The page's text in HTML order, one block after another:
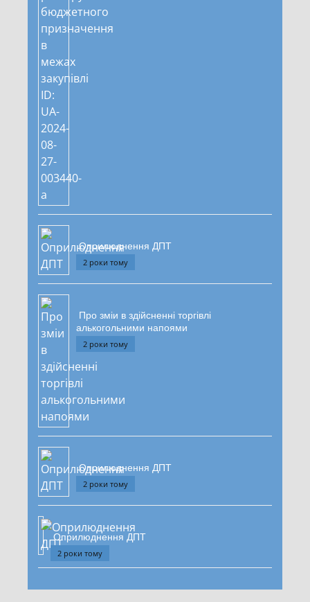
Оприлюднення ДПТ
2 роки тому
Про зміи в здійсненні торгівлі
алькогольними напоями
2 роки тому
Оприлюднення ДПТ
2 роки тому
Оприлюднення ДПТ
2 роки тому